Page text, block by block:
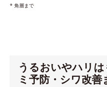
* 角層まで
うるおいやハリ
ミ予防・シワ改善